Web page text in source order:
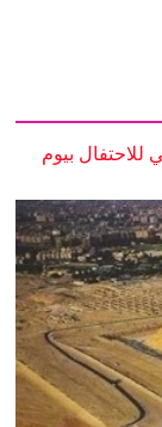
للاحتفال بيوم